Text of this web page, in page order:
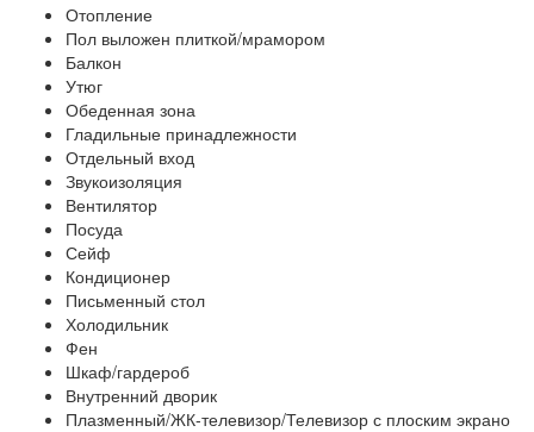
Отопление
Пол выложен плиткой/мрамором
Балкон
Утюг
Обеденная зона
Гладильные принадлежности
Отдельный вход
Звукоизоляция
Вентилятор
Посуда
Сейф
Кондиционер
Письменный стол
Холодильник
Фен
Шкаф/гардероб
Внутренний дворик
Плазменный/ЖК-телевизор/Телевизор с плоским экрано